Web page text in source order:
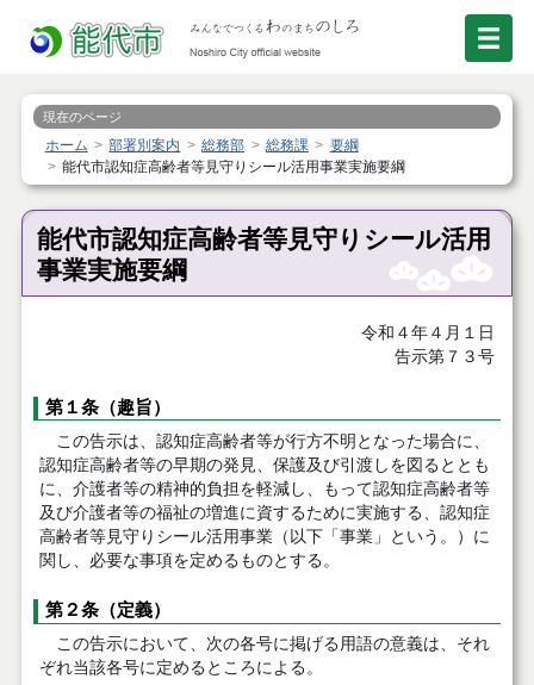
現在のページ
ホーム 部署別案内 総務部 総務課
要綱
能代市認知症高齢者等見守りシール活用事業実施要綱
能代市認知症高齢者等見守りシール活用
事業実施要綱
令和４年４月１日
告示第７３号
第１条（趣旨）
この告示は、認知症高齢者等が行方不明となった場合に、
認知症高齢者等の早期の発見、保護及び引渡しを図るととも
に、介護者等の精神的負担を軽減し、もって認知症高齢者等
及び介護者等の福祉の増進に資するために実施する、認知症
高齢者等見守りシール活用事業（以下「事業」という。）に
関し、必要な事項を定めるものとする。
第２条（定義）
この告示において、次の各号に掲げる用語の意義は、それ
ぞれ当該各号に定めるところによる。